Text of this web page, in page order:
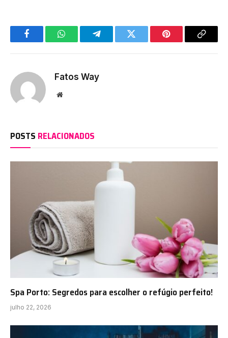
FacebookWhatsAppTelegramTwitter Pinterest Copy
Fatos Way
Website
POSTS RELACIONADOS
Spa Porto: Segredos para escolher o refúgio perfeito!
julho 22, 2026